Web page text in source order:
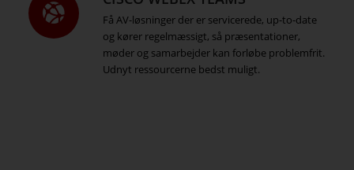
Få AV-løsninger der er servicerede, up-to-date
og kører regelmæssigt, så præsentationer,
møder og samarbejder kan forløbe problemfrit.
Udnyt ressourcerne bedst muligt.